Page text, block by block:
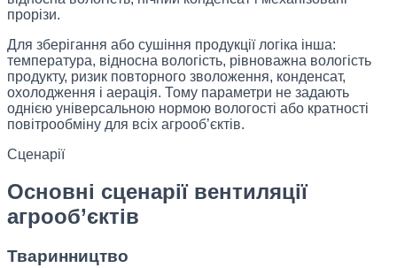
прорізи.
Для зберігання або сушіння продукції логіка інша:
температура, відносна вологість, рівноважна вологість
продукту, ризик повторного зволоження, конденсат,
охолодження і аерація. Тому параметри не задають
однією універсальною нормою вологості або кратності
повітрообміну для всіх агрооб’єктів.
Сценарії
Основні сценарії вентиляції
агрооб’єктів
Тваринництво